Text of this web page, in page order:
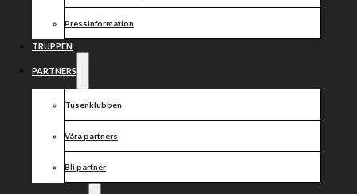
Pressinformation
TRUPPEN
PARTNERS
Tusenklubben
Våra partners
Bli partner
vs
VÄSTERVIK
TISDAG 13
JUNI KL.